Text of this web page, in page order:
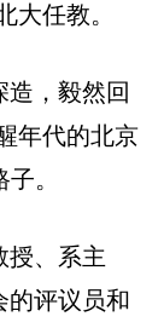
大任教。
，毅然回
年代的北京
。
授、系主
的评议员和